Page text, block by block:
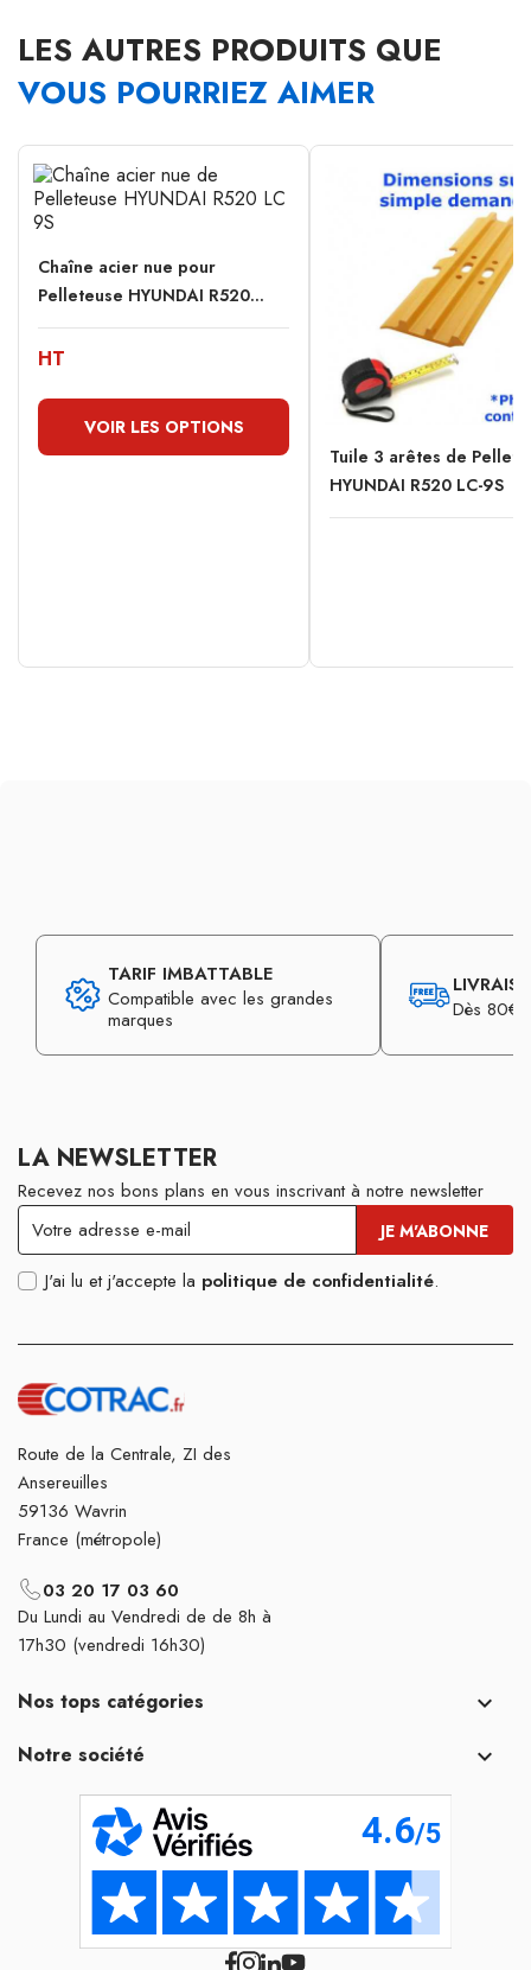
LES AUTRES PRODUITS QUE
VOUS POURRIEZ AIMER
Chaîne acier nue pour
Pelleteuse HYUNDAI R520...
HT
VOIR LES OPTIONS
Tuile 3 arêtes de
HYUNDAI R520 LC-9S
TARIF IMBATTABLE
Compatible avec les grandes
marques
Dès 80€
LA NEWSLETTER
Recevez nos bons plans en vous inscrivant à notre newsletter
J'ai lu et j'accepte la politique de confidentialité.
Route de la Centrale, ZI des
Ansereuilles
59136 Wavrin
France (métropole)
03 20 17 03 60
Du Lundi au Vendredi de de 8h à
17h30 (vendredi 16h30)
Nos tops catégories 
Notre société 